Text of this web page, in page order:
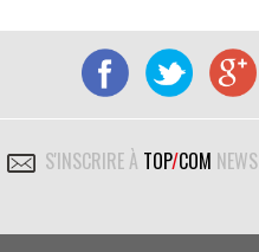
S'INSCRIRE À TOP/COM NEWS